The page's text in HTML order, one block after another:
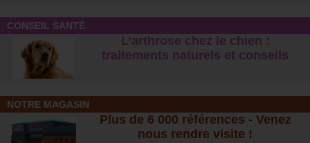
CONSEIL SANTÉ
L’arthrose chez le chien :
traitements naturels et conseils
NOTRE MAGASIN
Plus de 6 000 références - Venez
nous rendre visite !